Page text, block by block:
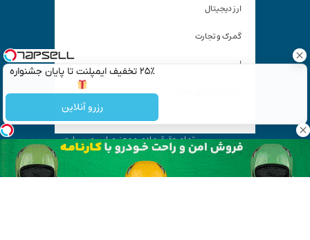
۲۵٪ تخفیف ایمپلنت تا پایان جشنواره
رزرو آنلاین
ارز دیجیتال
گمرک و تجارت
|
تمام حقوق مادی و معنوی این وب سایت
متعلق به «کیان آنلاین» است و استفاده غیر قانونی از آن پیگرد
قانونی دارد.